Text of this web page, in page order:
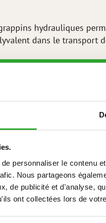
personnaliser le contenu
Nous partageons
de publicité et d'analyse,
ont collectées lors de
hydrauliques
dans le transport
grappins 1450 mm